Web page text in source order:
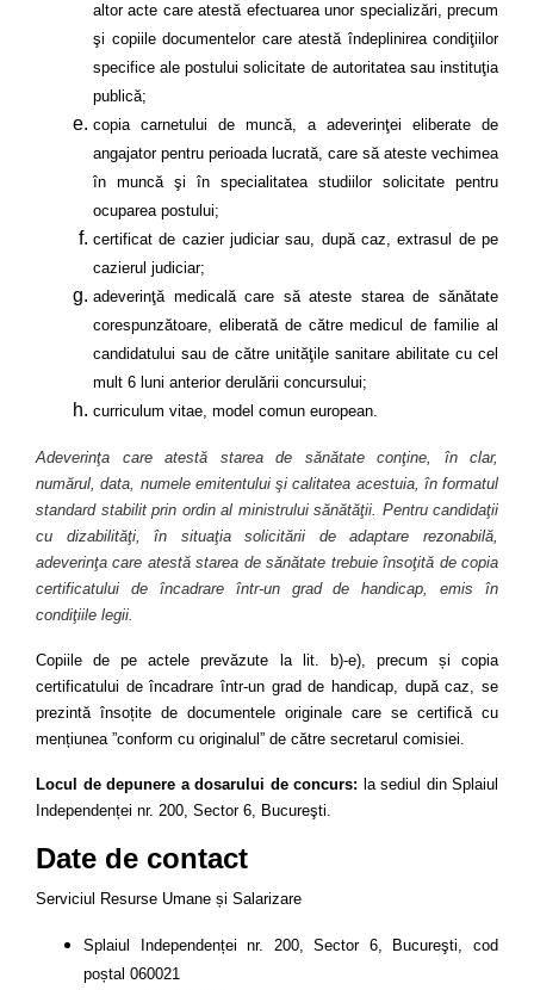
altor acte care atestă efectuarea unor specializări, precum
şi copiile documentelor care atestă îndeplinirea condiţiilor
specifice ale postului solicitate de autoritatea sau instituţia
publică;
copia carnetului de muncă, a adeverinţei eliberate de
angajator pentru perioada lucrată, care să ateste vechimea
în muncă şi în specialitatea studiilor solicitate pentru
ocuparea postului;
certificat de cazier judiciar sau, după caz, extrasul de pe
cazierul judiciar;
adeverinţă medicală care să ateste starea de sănătate
corespunzătoare, eliberată de către medicul de familie al
candidatului sau de către unităţile sanitare abilitate cu cel
mult 6 luni anterior derulării concursului;
curriculum vitae, model comun european.
Adeverinţa care atestă starea de sănătate conţine, în clar,
numărul, data, numele emitentului şi calitatea acestuia, în formatul
standard stabilit prin ordin al ministrului sănătăţii. Pentru candidaţii
cu dizabilităţi, în situaţia solicitării de adaptare rezonabilă,
adeverinţa care atestă starea de sănătate trebuie însoţită de copia
certificatului de încadrare într-un grad de handicap, emis în
condiţiile legii.
Copiile de pe actele prevăzute la lit. b)-e), precum și copia
certificatului de încadrare într-un grad de handicap, după caz, se
prezintă însoțite de documentele originale care se certifică cu
mențiunea ”conform cu originalul” de către secretarul comisiei.
Locul de depunere a dosarului de concurs: la sediul din Splaiul
Independenței nr. 200, Sector 6, Bucureşti.
Date de contact
Serviciul Resurse Umane și Salarizare
Splaiul Independenței nr. 200, Sector 6, Bucureşti, cod
poștal 060021